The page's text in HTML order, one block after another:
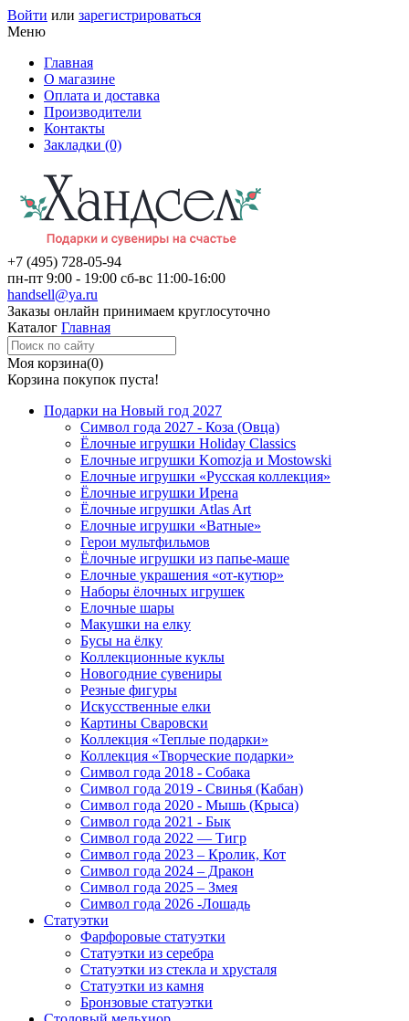
Войти или зарегистрироваться
Меню
Главная
О магазине
Оплата и доставка
Производители
Контакты
Закладки (0)
+7 (495) 728-05-94
пн-пт 9:00 - 19:00 сб-вс 11:00-16:00
handsell@ya.ru
Заказы онлайн принимаем круглосуточно
Каталог Главная
Моя корзина(0)
Корзина покупок пуста!
Подарки на Новый год 2027
Символ года 2027 - Коза (Овца)
Ёлочные игрушки Holiday Classics
Елочные игрушки Komozja и Mostowski
Елочные игрушки «Русская коллекция»
Ёлочные игрушки Ирена
Ёлочные игрушки Atlas Art
Елочные игрушки «Ватные»
Герои мультфильмов
Ёлочные игрушки из папье-маше
Елочные украшения «от-кутюр»
Наборы ёлочных игрушек
Елочные шары
Макушки на елку
Бусы на ёлку
Коллекционные куклы
Новогодние сувениры
Резные фигуры
Искусственные елки
Картины Сваровски
Коллекция «Теплые подарки»
Коллекция «Творческие подарки»
Символ года 2018 - Собака
Символ года 2019 - Свинья (Кабан)
Символ года 2020 - Мышь (Крыса)
Символ года 2021 - Бык
Символ года 2022 — Тигр
Символ года 2023 – Кролик, Кот
Символ года 2024 – Дракон
Символ года 2025 – Змея
Символ года 2026 -Лошадь
Статуэтки
Фарфоровые статуэтки
Статуэтки из серебра
Статуэтки из стекла и хрусталя
Статуэтки из камня
Бронзовые статуэтки